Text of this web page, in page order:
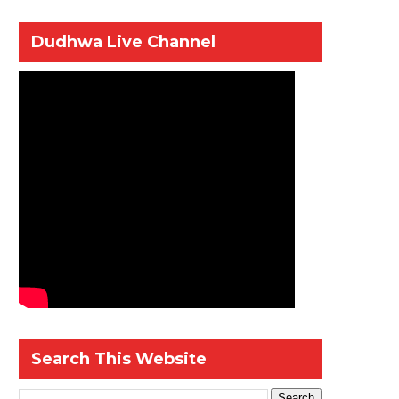
Dudhwa Live Channel
Search This Website